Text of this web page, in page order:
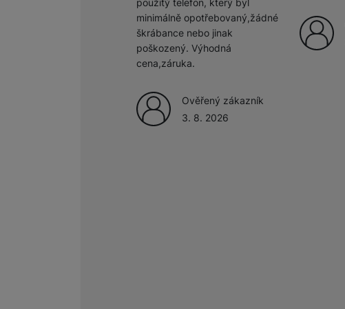
použitý telefon, který byl
minimálně opotřebovaný,žádné
škrábance nebo jinak
poškozený. Výhodná
cena,záruka.
Ověřený zákazník
3. 8. 2026